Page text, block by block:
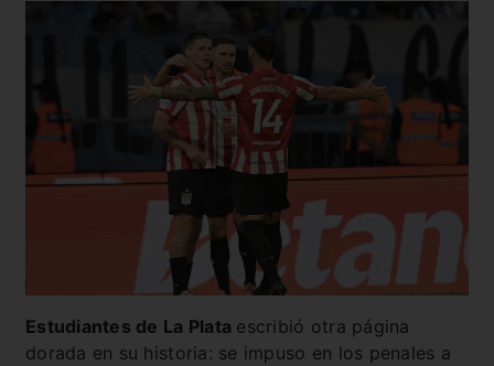
Estudiantes de La Plata escribió otra página
dorada en su historia: se impuso en los penales a